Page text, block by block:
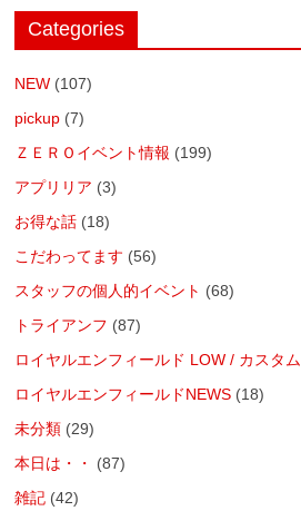
Categories
NEW (107)
pickup (7)
ＺＥＲＯイベント情報 (199)
アプリリア (3)
お得な話 (18)
こだわってます (56)
スタッフの個人的イベント (68)
トライアンフ (87)
ロイヤルエンフィールド LOW / カスタム
ロイヤルエンフィールドNEWS (18)
未分類 (29)
本日は・・
(87)
雑記 (42)